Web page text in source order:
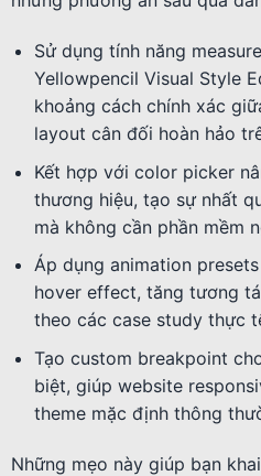
Sử dụng tính năng
Yellowpencil Visual Style
khoảng cách chính xác
layout cân đối hoàn hảo
Kết hợp với color picker
thương hiệu, tạo sự nhất
mà không cần phần mềm
Áp dụng animation
hover effect, tăng tương
theo các case study thực
Tạo custom breakpoint
biệt, giúp website
theme mặc định thông
Những mẹo này giúp bạn